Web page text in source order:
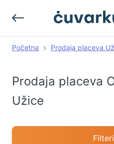
Početna Prodaja placeva
Prodaja placeva
Užice
Filteri